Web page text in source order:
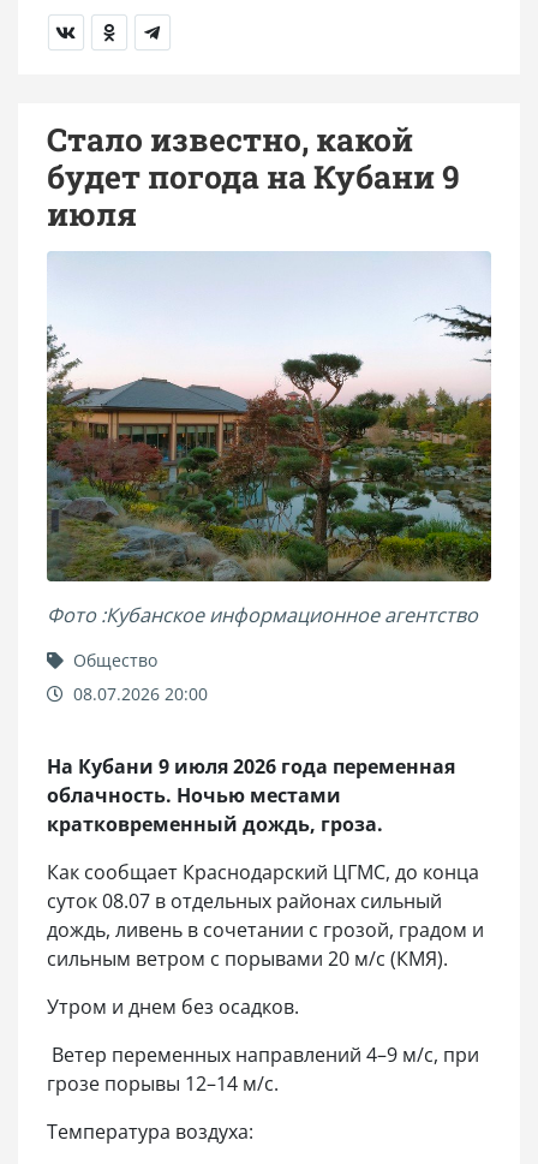
Стало известно, какой
будет погода на Кубани 9
июля
Фото :Кубанское информационное агентство
Общество
08.07.2026 20:00
На Кубани 9 июля 2026 года переменная
облачность. Ночью местами
кратковременный дождь, гроза.
Как сообщает Краснодарский ЦГМС, до конца
суток 08.07 в отдельных районах сильный
дождь, ливень в сочетании с грозой, градом и
сильным ветром с порывами 20 м/с (КМЯ).
Утром и днем без осадков.
Ветер переменных направлений 4–9 м/с, при
грозе порывы 12–14 м/с.
Температура воздуха: